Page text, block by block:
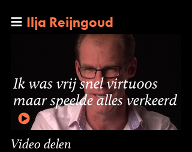
Ilja Reijngoud
Ik was vrij snel virtuoos
maar speelde alles verkeerd
Video delen